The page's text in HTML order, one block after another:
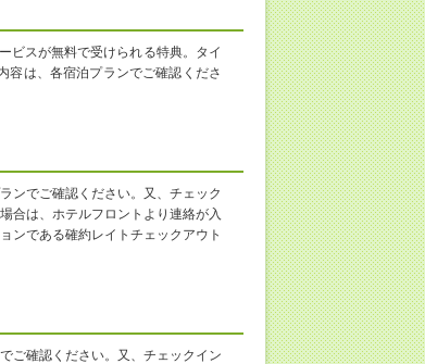
ビスが無料で受けられる特典。タイ
容は、各宿泊プランでご確認くださ
ンでご確認ください。又、チェック
合は、ホテルフロントより連絡が入
ンである確約レイトチェックアウト
ご確認ください。又、チェックイン